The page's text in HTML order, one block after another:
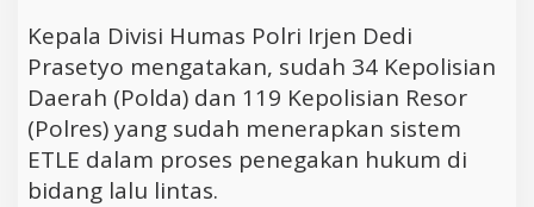
Kepala Divisi Humas Polri Irjen Dedi
Prasetyo mengatakan, sudah 34 Kepolisian
Daerah (Polda) dan 119 Kepolisian Resor
(Polres) yang sudah menerapkan sistem
ETLE dalam proses penegakan hukum di
bidang lalu lintas.